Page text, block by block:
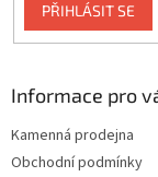
PŘIHLÁSIT SE
Informace pro
Kamenná prodejna
Obchodní podmínky